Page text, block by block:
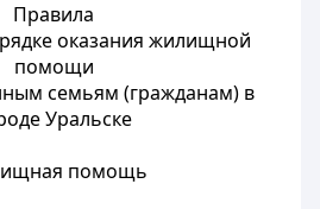
Правила
оказания жилищной
помощи
семьям (гражданам) в
Уральске
помощь